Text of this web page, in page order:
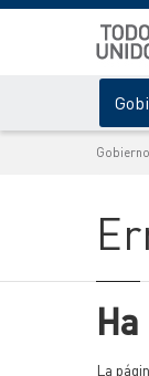
Gobierno
La